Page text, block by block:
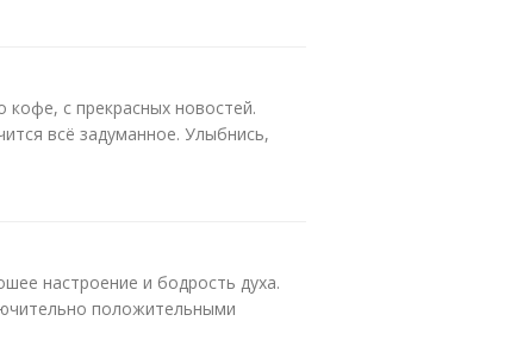
с прекрасных новостей.
всё задуманное. Улыбнись,
настроение и бодрость духа.
положительными